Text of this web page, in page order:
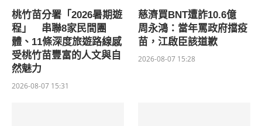
桃竹苗分署「2026暑期遊
程」 串聯8家民間團
體、11條深度旅遊路線感
受桃竹苗豐富的人文與自
然魅力
2026-08-07 15:31
慈濟買BNT遭詐10.6億
周永鴻：當年罵政府擋疫
苗，江啟臣該道歉
2026-08-07 15:28